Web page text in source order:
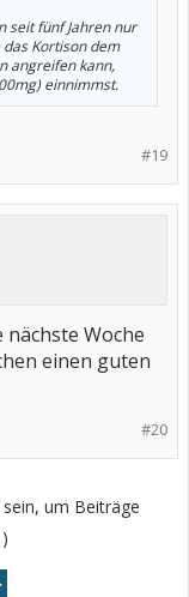
seit fünf Jahren nur
Kortison dem
angreifen kann,
einnimmst.
#19
nächste Woche
einen guten
#20
um Beiträge